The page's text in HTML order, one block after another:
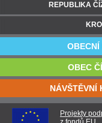
REPUBLIKA
OBECNÍ
OBEC
NÁVŠTĚVNÍ
Projekty